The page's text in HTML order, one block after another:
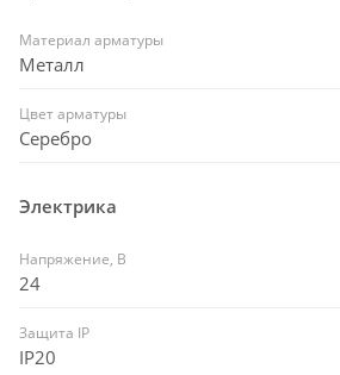
Материал арматуры
Металл
Цвет арматуры
Серебро
Электрика
Напряжение, В
24
Защита IP
IP20